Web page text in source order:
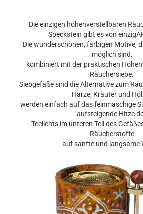
Die einzigen höhenverstellbaren
Speckstein gibt es von
Die wunderschönen, farbigen Motive,
möglich sind,
kombiniert mit der praktischen
Räuchersiebe.
Siebgefäße sind die Alternative zum
Harze, Kräuter und
werden einfach auf das feinmaschige
aufsteigende Hitze
Teelichts im unteren Teil des
Räucherstoffe
auf sanfte und langsame